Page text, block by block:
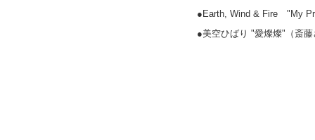
●Earth, Wind & Fire "My
●美空ひばり "愛燦燦"（斎